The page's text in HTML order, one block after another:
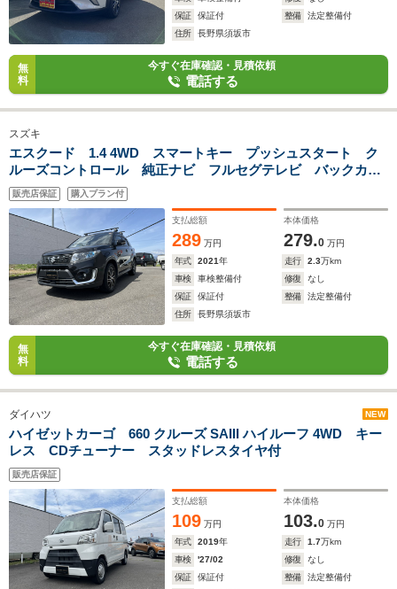
保証
保証付 整備
法定整備付
住所
長野県須坂市
無
料
今すぐ在庫確認・見積依頼
電話する
スズキ
エスクード 1.4 4WD スマートキー プッシュスタート ク
ルーズコントロール 純正ナビ フルセグテレビ バックカメ
ラ Bluetooth対応 ETC 前席シートヒーター 前後ドライブ
レコーダー
販売店保証 購入プラン付
支払総額
289 万円
本体価格
279.0 万円
年式
2021年 走行 2.3万km
車検
車検整備付 修復
なし
保証
保証付 整備
法定整備付
住所
長野県須坂市
無
料
今すぐ在庫確認・見積依頼
電話する
ダイハツ NEW
ハイゼットカーゴ 660 クルーズ SAIII ハイルーフ 4WD キー
レス CDチューナー スタッドレスタイヤ付
販売店保証
支払総額
109 万円
本体価格
103.0 万円
年式
2019年 走行 1.7万km
車検
'27/02 修復
なし
保証
保証付 整備
法定整備付